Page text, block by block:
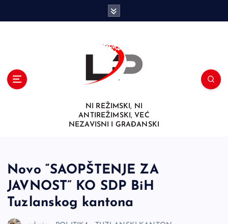
NI REŽIMSKI, NI
ANTIREŽIMSKI, VEĆ
NEZAVISNI I GRAĐANSKI
Novo “SAOPŠTENJE ZA
JAVNOST” KO SDP BiH
Tuzlanskog kantona